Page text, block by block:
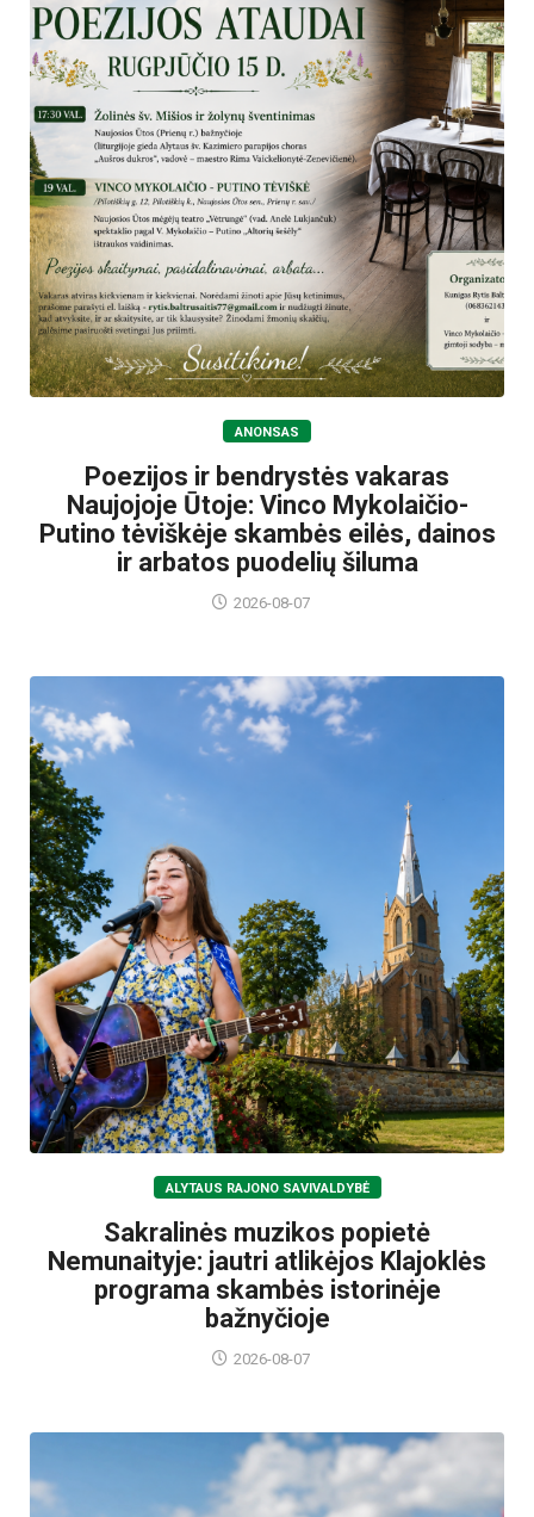
ANONSAS
Poezijos ir bendrystės vakaras
Naujojoje Ūtoje: Vinco Mykolaičio-
Putino tėviškėje skambės eilės, dainos
ir arbatos puodelių šiluma
2026-08-07
ALYTAUS RAJONO SAVIVALDYBĖ
Sakralinės muzikos popietė
Nemunaityje: jautri atlikėjos Klajoklės
programa skambės istorinėje
bažnyčioje
2026-08-07